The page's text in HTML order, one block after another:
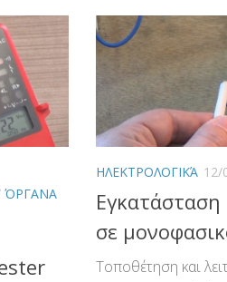
ΌΡΓΑΝΑ
ΗΛΕΚΤΡΟΛΟΓΙΚΆ 12/
Εγκατάσταση
σε
Τοποθέτηση και